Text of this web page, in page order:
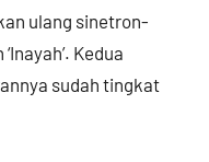
ulang sinetron-
Kedua
sudah tingkat